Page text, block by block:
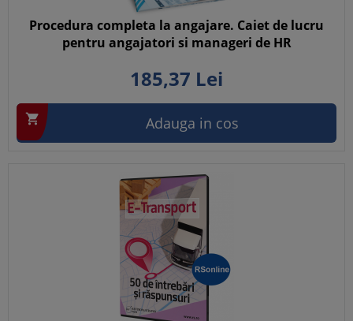
Procedura completa la angajare. Caiet de lucru
pentru angajatori si manageri de HR
185,37 Lei
 Adauga in cos